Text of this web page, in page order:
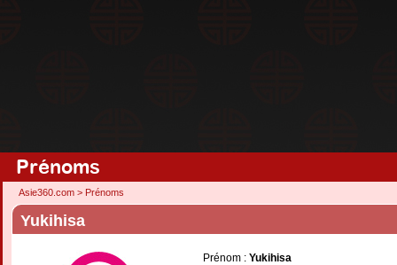
Prénoms
Asie360.com > Prénoms
Yukihisa
Prénom : Yukihisa